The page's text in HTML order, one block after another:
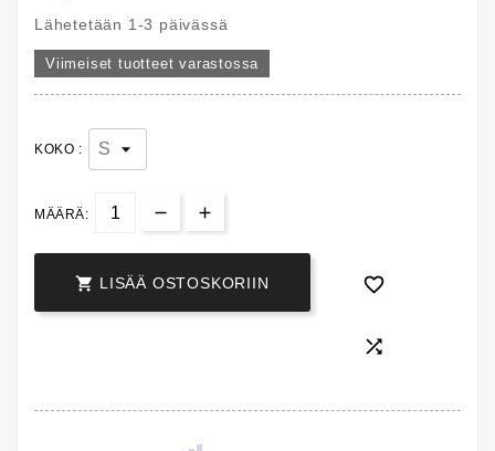
Lähetetään 1-3 päivässä
Viimeiset tuotteet varastossa
KOKO :
MÄÄRÄ:
 LISÄÄ OSTOSKORIIN 
